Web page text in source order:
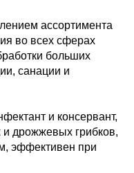
ассортимента
во всех сферах
больших
санации и
и консервант,
дрожжевых грибков,
эффективен при